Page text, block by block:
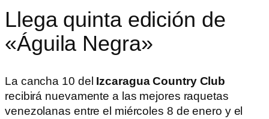
Llega quinta edición de
«Águila Negra»
La cancha 10 del Izcaragua Country Club
recibirá nuevamente a las mejores raquetas
venezolanas entre el miércoles 8 de enero y el